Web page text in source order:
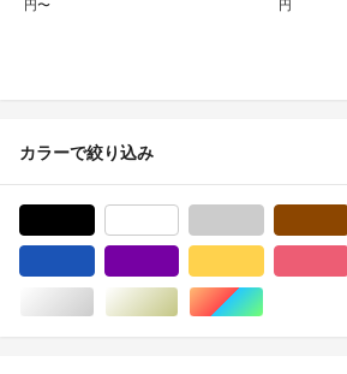
カラーで絞り込み
シルバー/銀色系ゴールド/金色系マルチカラー